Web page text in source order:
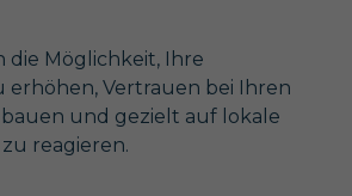
die Möglichkeit, Ihre
erhöhen, Vertrauen bei Ihren
und gezielt auf lokale
reagieren.